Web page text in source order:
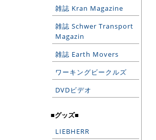
雑誌 Kran Magazine
雑誌 Schwer Transport
Magazin
雑誌 Earth Movers
ワーキングビークルズ
DVDビデオ
■グッズ■
LIEBHERR